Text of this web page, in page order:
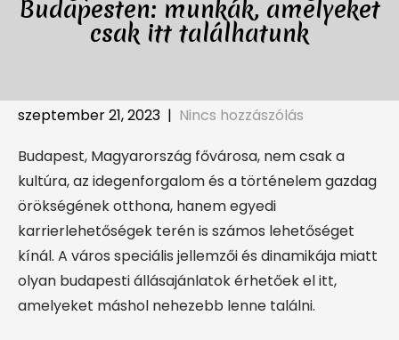
Budapesten: munkák, amelyeket
csak itt találhatunk
szeptember 21, 2023 | Nincs hozzászólás
Budapest, Magyarország fővárosa, nem csak a
kultúra, az idegenforgalom és a történelem gazdag
örökségének otthona, hanem egyedi
karrierlehetőségek terén is számos lehetőséget
kínál. A város speciális jellemzői és dinamikája miatt
olyan budapesti állásajánlatok érhetőek el itt,
amelyeket máshol nehezebb lenne találni.